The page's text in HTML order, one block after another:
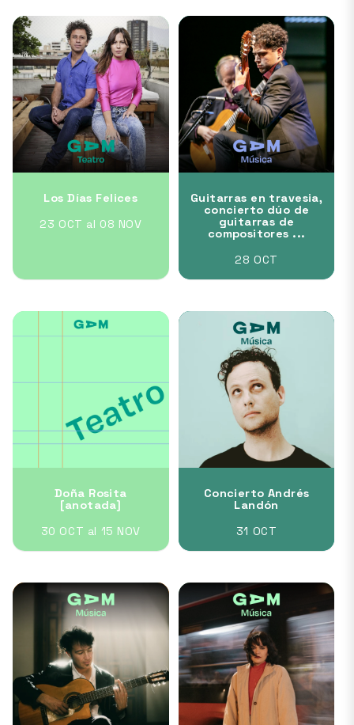
Los Días Felices
23 OCT al 08 NOV
Guitarras en travesia,
concierto dúo de
guitarras de
compositores ...
28 OCT
Doña Rosita
[anotada]
30 OCT al 15 NOV
Concierto Andrés
Landón
31 OCT